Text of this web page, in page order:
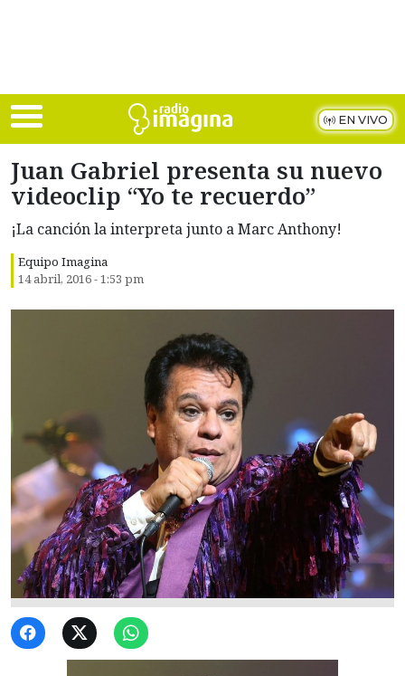
EN VIVO
Juan Gabriel presenta su nuevo
videoclip “Yo te recuerdo”
¡La canción la interpreta junto a Marc Anthony!
Equipo Imagina
14 abril, 2016 - 1:53 pm